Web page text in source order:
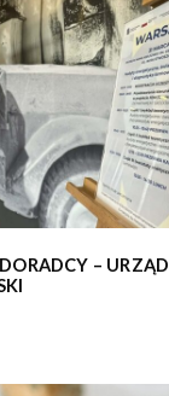
– URZĄD